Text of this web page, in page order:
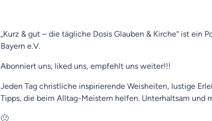
„Kurz & gut – die tägliche Dosis Glauben & Kirche“ ist ein
Bayern e.V.
Abonniert uns, liked uns, empfehlt uns weiter!!!
Jeden Tag christliche inspirierende Weisheiten, lustige
Tipps, die beim Alltag-Meistern helfen. Unterhaltsam und
🙂